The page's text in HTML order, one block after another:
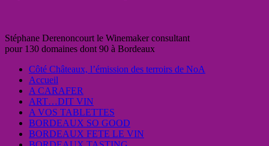
Stéphane Derenoncourt le Winemaker consultant
pour 130 domaines dont 90 à Bordeaux
Côté Châteaux, l’émission des terroirs de NoA
Accueil
A CARAFER
ART…DIT VIN
A VOS TABLETTES
BORDEAUX SO GOOD
BORDEAUX FETE LE VIN